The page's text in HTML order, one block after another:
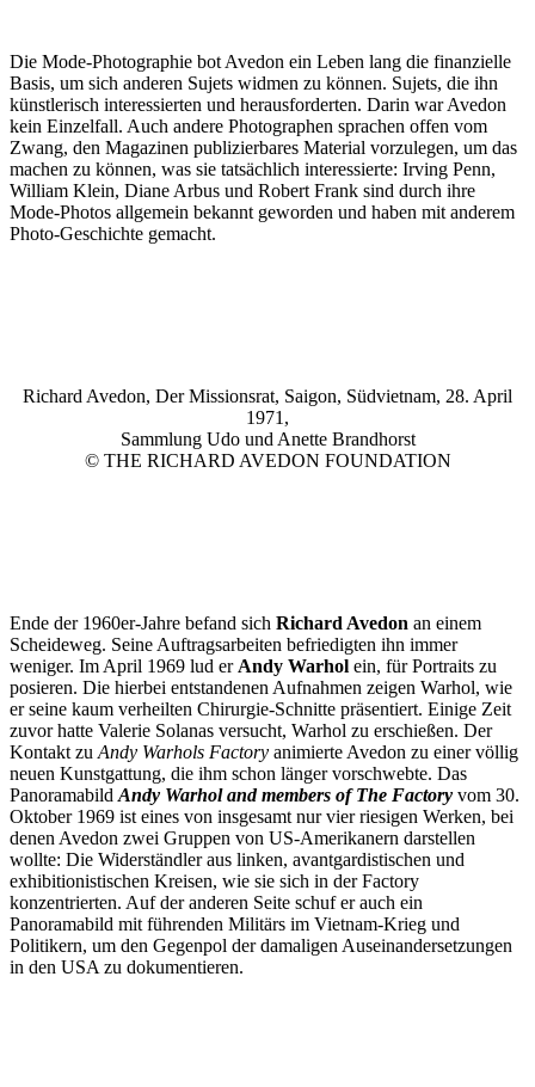
Die Mode-Photographie bot Avedon ein Leben lang die finanzielle
Basis, um sich anderen Sujets widmen zu können. Sujets, die ihn
künstlerisch interessierten und herausforderten. Darin war Avedon
kein Einzelfall. Auch andere Photographen sprachen offen vom
Zwang, den Magazinen publizierbares Material vorzulegen, um das
machen zu können, was sie tatsächlich interessierte: Irving Penn,
William Klein, Diane Arbus und Robert Frank sind durch ihre
Mode-Photos allgemein bekannt geworden und haben mit anderem
Photo-Geschichte gemacht.
Richard Avedon, Der Missionsrat, Saigon, Südvietnam, 28. April
1971,
Sammlung Udo und Anette Brandhorst
© THE RICHARD AVEDON FOUNDATION
Ende der 1960er-Jahre befand sich Richard Avedon an einem
Scheideweg. Seine Auftragsarbeiten befriedigten ihn immer
weniger. Im April 1969 lud er Andy Warhol ein, für Portraits zu
posieren. Die hierbei entstandenen Aufnahmen zeigen Warhol, wie
er seine kaum verheilten Chirurgie-Schnitte präsentiert. Einige Zeit
zuvor hatte Valerie Solanas versucht, Warhol zu erschießen. Der
Kontakt zu Andy Warhols Factory animierte Avedon zu einer völlig
neuen Kunstgattung, die ihm schon länger vorschwebte. Das
Panoramabild Andy Warhol and members of The Factory vom 30.
Oktober 1969 ist eines von insgesamt nur vier riesigen Werken, bei
denen Avedon zwei Gruppen von US-Amerikanern darstellen
wollte: Die Widerständler aus linken, avantgardistischen und
exhibitionistischen Kreisen, wie sie sich in der Factory
konzentrierten. Auf der anderen Seite schuf er auch ein
Panoramabild mit führenden Militärs im Vietnam-Krieg und
Politikern, um den Gegenpol der damaligen Auseinandersetzungen
in den USA zu dokumentieren.